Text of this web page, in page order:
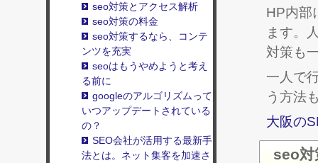
seo対策とアクセス解析
seo対策の料金
seo対策するなら、コンテ
ンツを充実
seoはもうやめようと考え
る前に
googleのアルゴリズムって
いつアップデートされている
の？
SEO会社が活用する最新手
法とは。ネット集客を加速さ
HP内部
ます。
対策も
一人で
う方法
大阪の
seo